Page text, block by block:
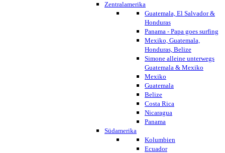
Zentralamerika
Guatemala, El Salvador &
Honduras
Panama - Papa goes surfing
Mexiko, Guatemala,
Honduras, Belize
Simone alleine unterwegs
Guatemala & Mexiko
Mexiko
Guatemala
Belize
Costa Rica
Nicaragua
Panama
Südamerika
Kolumbien
Ecuador